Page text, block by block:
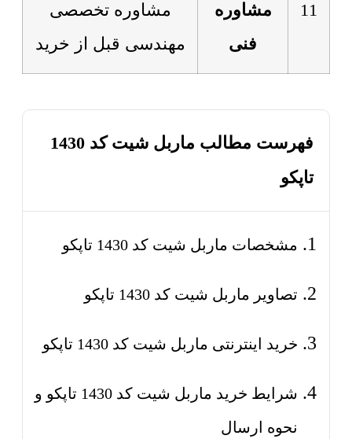
11
مشاوره
فنی
مشاوره تخصصی
مهندسی قبل از خرید
فهرست مطالب ماربل شیت کد 1430
تاپکو
مشخصات ماربل شیت کد 1430 تاپکو
تصاویر ماربل شیت کد 1430 تاپکو
خرید اینترنتی ماربل شیت کد 1430 تاپکو
شرایط خرید ماربل شیت کد 1430 تاپکو و
نحوه ارسال